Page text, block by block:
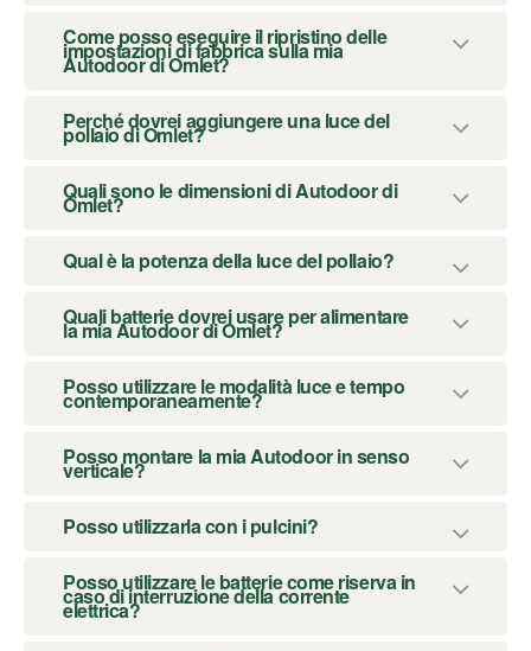
Come posso eseguire il ripristino delle
impostazioni di fabbrica sulla mia
Autodoor di Omlet?
Perché dovrei aggiungere una luce del
pollaio di Omlet?
Quali sono le dimensioni di Autodoor di
Omlet?
Qual è la potenza della luce del pollaio?
Quali batterie dovrei usare per alimentare
la mia Autodoor di Omlet?
Posso utilizzare le modalità luce e tempo
contemporaneamente?
Posso montare la mia Autodoor in senso
verticale?
Posso utilizzarla con i pulcini?
Posso utilizzare le batterie come riserva in
caso di interruzione della corrente
elettrica?